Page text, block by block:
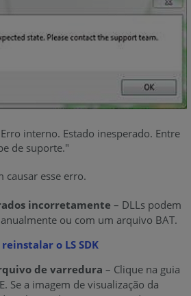
interno. Estado inesperado. Entre
de suporte."
causar esse erro.
incorretamente – DLLs podem
ou com um arquivo BAT.
o LS SDK
de varredura – Clique na guia
Se a imagem de visualização da